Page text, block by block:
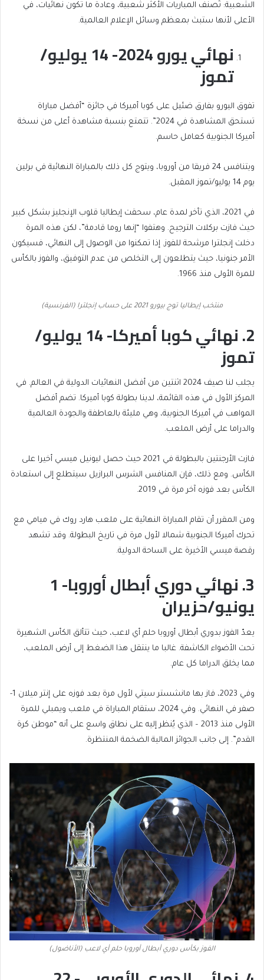
الشعبية: تُصنف المباريات الأكثر شعبية، وعادة ما تكون نهائيات، في
الأعلى لأنها ستبث بمعظم وسائل الإعلام العالمية.
نهائي يورو 2024- 14 يوليو/
تموز
تفوق اليورو بفارق ضئيل على كوبا أميركا في جائزة “أفضل مباراة
تستحق المشاهدة في 2024”. تتمتع بنسبة مشاهدة أعلى من نسخة
أميركا الجنوبية كعامل حاسم.
ويتنافس 24 فريقا من أوروبا، ويتوج كل ذلك بالمباراة النهائية في برلين
يوم 14 يوليو/تموز المقبل.
في 2021، الذي تأخر لمدة عام، سحقت إيطاليا قلوب الإنجليز بشكل كبير
حيث فازت بركلات الترجيح. وهتفوا “إنها روما قادمة”، لكن هذه المرة
دخلت إنجلترا مرشحة للفوز. إذا تمكنوا من الوصول إلى النهائي، فسيكون
الأمر جنونيا، حيث يتطلعون إلى التخلص من عدم التوفيق، والفوز بالكأس
للمرة الأولى منذ 1966.
منتخب إيطاليا توج بيورو 2021 على حساب إنجلترا (الفرنسية)
2. نهائي كوبا أميركا- 14 يوليو/
تموز
يجلب لنا صيف 2024 اثنتين من أفضل النهائيات الدولية في العالم. في
المركز الأول في هذه القائمة، لدينا بطولة كوبا أميركا. تضم أفضل
المواهب في أميركا الجنوبية، وهي مليئة بالعاطفة والجودة العالمية
والدراما على أرض الملعب.
فازت الأرجنتين بالبطولة في 2021 حيث حصل ليونيل ميسي أخيرا على
الكأس. ومع ذلك، فإن المنافس الشرس البرازيل سيتطلع إلى استعادة
الكأس بعد فوزه آخر مرة في 2019.
ومن المقرر أن تقام المباراة النهائية على ملعب هارد روك في ميامي مع
تحرك أميركا الجنوبية شمالا لأول مرة في تاريخ البطولة. وقد تشهد
رقصة ميسي الأخيرة على الساحة الدولية.
3. نهائي دوري أبطال أوروبا- 1
يونيو/حزيران
يعدّ الفوز بدوري أبطال أوروبا حلم أي لاعب، حيث تتألق الكأس الشهيرة
تحت الأضواء الكاشفة. غالبا ما ينتقل هذا الضغط إلى أرض الملعب،
مما يخلق الدراما كل عام.
وفي 2023، فاز بها مانشستر سيتي لأول مرة بعد فوزه على إنتر ميلان 1-
صفر في النهائي. وفي 2024، ستقام المباراة في ملعب ويمبلي للمرة
الأولى منذ 2013 – الذي يُنظر إليه على نطاق واسع على أنه “موطن كرة
القدم”. إلى جانب الجوائز المالية الضخمة المنتظرة.
الفوز بكأس دوري أبطال أوروبا حلم أي لاعب (الأناضول)